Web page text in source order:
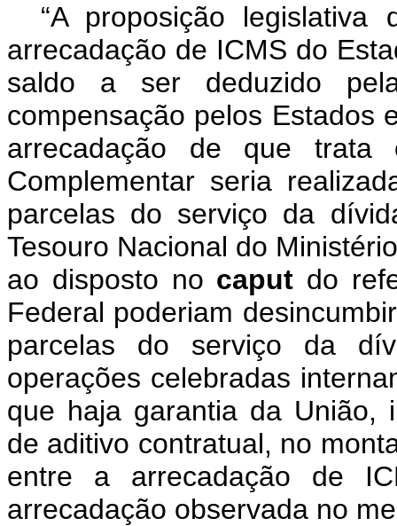
“A proposição
arrecadação de ICMS do
saldo a ser deduzido
compensação pelos Estados
arrecadação de que
Complementar seria
parcelas do serviço da
Tesouro Nacional do
ao disposto no caput do
Federal poderiam
parcelas do serviço da
operações celebradas
que haja garantia da União,
de aditivo contratual, no
entre a arrecadação de
arrecadação observada no